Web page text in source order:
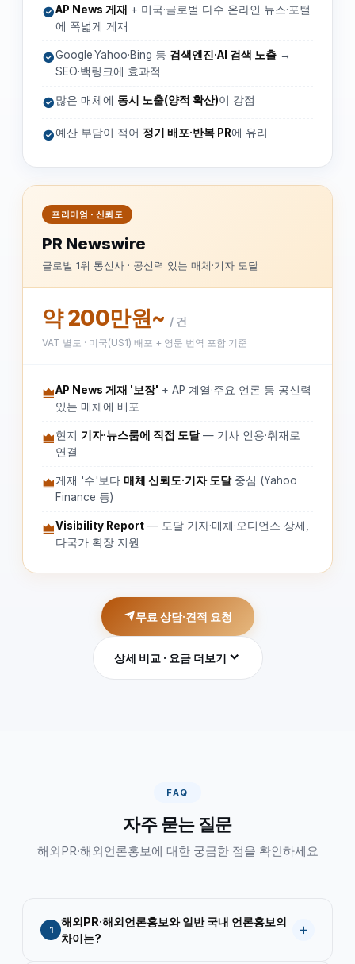
AP News 게재 + 미국·글로벌 다수 온라인 뉴스·포털
에 폭넓게 게재
Google·Yahoo·Bing 등 검색엔진·AI 검색 노출 →
SEO·백링크에 효과적
많은 매체에 동시 노출(양적 확산)이 강점
예산 부담이 적어 정기 배포·반복 PR에 유리
프리미엄 · 신뢰도
PR Newswire
글로벌 1위 통신사 · 공신력 있는 매체·기자 도달
약 200만원~ / 건
VAT 별도 · 미국(US1) 배포 + 영문 번역 포함 기준
AP News 게재 '보장' + AP 계열·주요 언론 등 공신력
있는 매체에 배포
현지 기자·뉴스룸에 직접 도달— 기사 인용·취재로
연결
게재 '수'보다 매체 신뢰도·기자 도달중심 (Yahoo
Finance 등)
Visibility Report — 도달 기자·매체·오디언스 상세,
다국가 확장 지원
무료 상담·견적 요청
상세 비교 · 요금 더보기
FAQ
자주 묻는 질문
해외PR·해외언론홍보에 대한 궁금한 점을 확인하세요
1
해외PR·해외언론홍보와 일반 국내 언론홍보의
차이는?